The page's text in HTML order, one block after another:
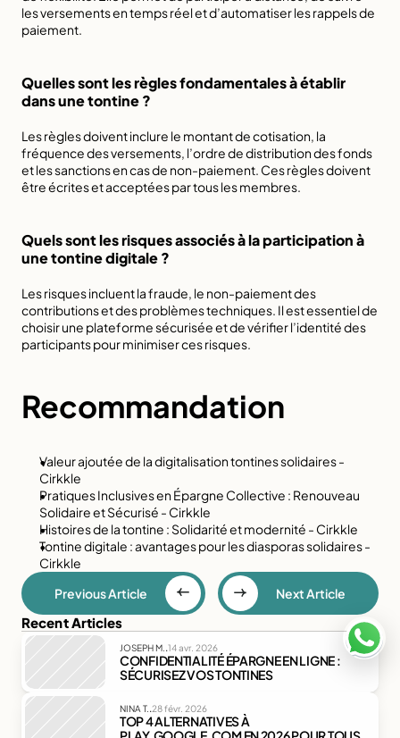
les versements en temps réel et d’automatiser les rappels de
paiement.
Quelles sont les règles fondamentales à établir
dans une tontine ?
Les règles doivent inclure le montant de cotisation, la
fréquence des versements, l’ordre de distribution des fonds
et les sanctions en cas de non-paiement. Ces règles doivent
être écrites et acceptées par tous les membres.
Quels sont les risques associés à la participation à
une tontine digitale ?
Les risques incluent la fraude, le non-paiement des
contributions et des problèmes techniques. Il est essentiel de
choisir une plateforme sécurisée et de vérifier l’identité des
participants pour minimiser ces risques.
Recommandation
Valeur ajoutée de la digitalisation tontines solidaires -
Cirkkle
Pratiques Inclusives en Épargne Collective : Renouveau
Solidaire et Sécurisé - Cirkkle
Histoires de la tontine : Solidarité et modernité - Cirkkle
Tontine digitale : avantages pour les diasporas solidaires -
Cirkkle
Previous Article
Next Article
Recent Articles
JOSEPH M. .14 avr. 2026
CONFIDENTIALITÉ ÉPARGNE EN LIGNE :
SÉCURISEZ VOS TONTINES
NINA T. .28 févr. 2026
TOP 4 ALTERNATIVES À